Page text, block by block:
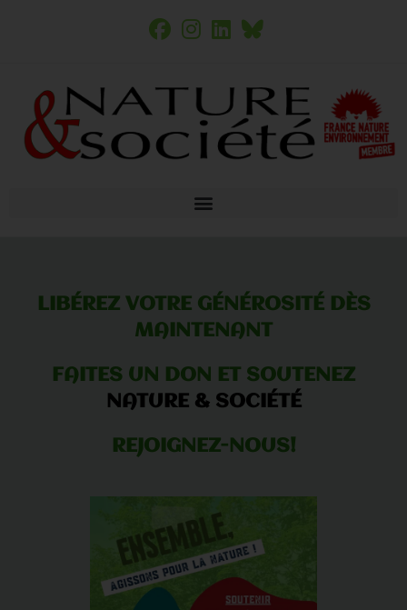
LIBÉREZ VOTRE GÉNÉROSITÉ DÈS
MAINTENANT
FAITES UN DON ET SOUTENEZ
NATURE & SOCIÉTÉ
REJOIGNEZ-NOUS!